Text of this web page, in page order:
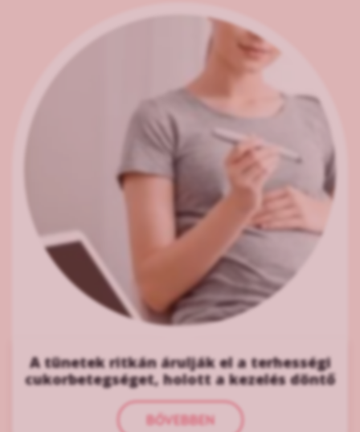
A tünetek ritkán árulják el a terhességi
cukorbetegséget, holott a kezelés döntő
BŐVEBBEN